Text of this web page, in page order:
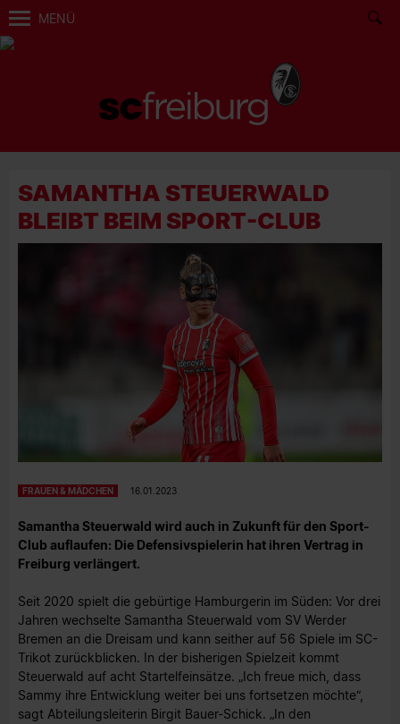
MENÜ
SAMANTHA STEUERWALD
BLEIBT BEIM SPORT-CLUB
FRAUEN & MÄDCHEN 16.01.2023
Samantha Steuerwald wird auch in Zukunft für den Sport-
Club auflaufen: Die Defensivspielerin hat ihren Vertrag in
Freiburg verlängert.
Seit 2020 spielt die gebürtige Hamburgerin im Süden: Vor drei
Jahren wechselte Samantha Steuerwald vom SV Werder
Bremen an die Dreisam und kann seither auf 56 Spiele im SC-
Trikot zurückblicken. In der bisherigen Spielzeit kommt
Steuerwald auf acht Startelfeinsätze. „Ich freue mich, dass
Sammy ihre Entwicklung weiter bei uns fortsetzen möchte“,
sagt Abteilungsleiterin Birgit Bauer-Schick. „In den